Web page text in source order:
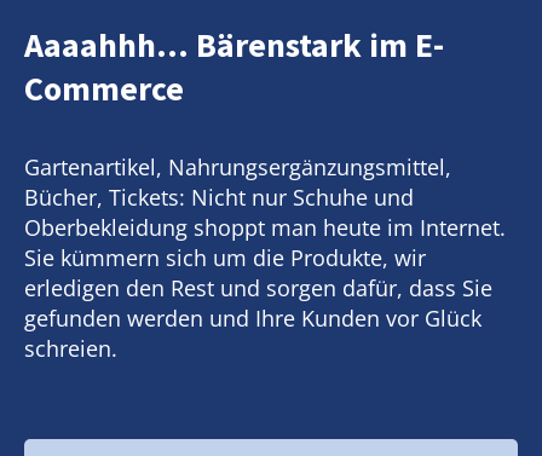
Aaaahhh... Bärenstark im E-
Commerce
Gartenartikel, Nahrungsergänzungsmittel,
Bücher, Tickets: Nicht nur Schuhe und
Oberbekleidung shoppt man heute im Internet.
Sie kümmern sich um die Produkte, wir
erledigen den Rest und sorgen dafür, dass Sie
gefunden werden und Ihre Kunden vor Glück
schreien.